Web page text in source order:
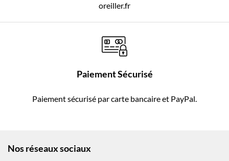
oreiller.fr
Paiement Sécurisé
Paiement sécurisé par carte bancaire et PayPal.
Nos réseaux sociaux